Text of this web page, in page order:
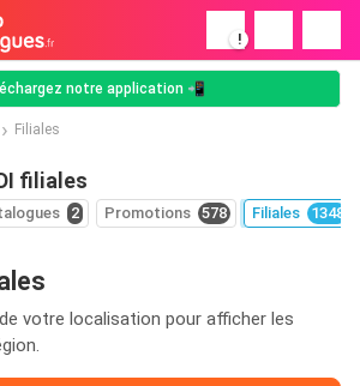
!
notre application 📲
Filiales
filiales
2 Promotions 578 Filiales 1348
votre localisation pour afficher les